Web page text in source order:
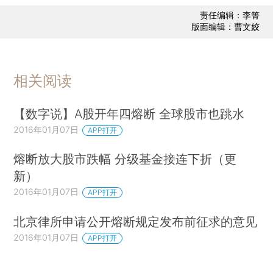
责任编辑：李箐
版面编辑：曹文姣
相关阅读
【数字说】A股开年四熔断 全球股市也跳水
2016年01月07日 APP打开
熔断放大股市跌幅 分级基金接连下折（更
新）
2016年01月07日 APP打开
北京律所申请公开熔断规定发布前征求的意见
2016年01月07日 APP打开